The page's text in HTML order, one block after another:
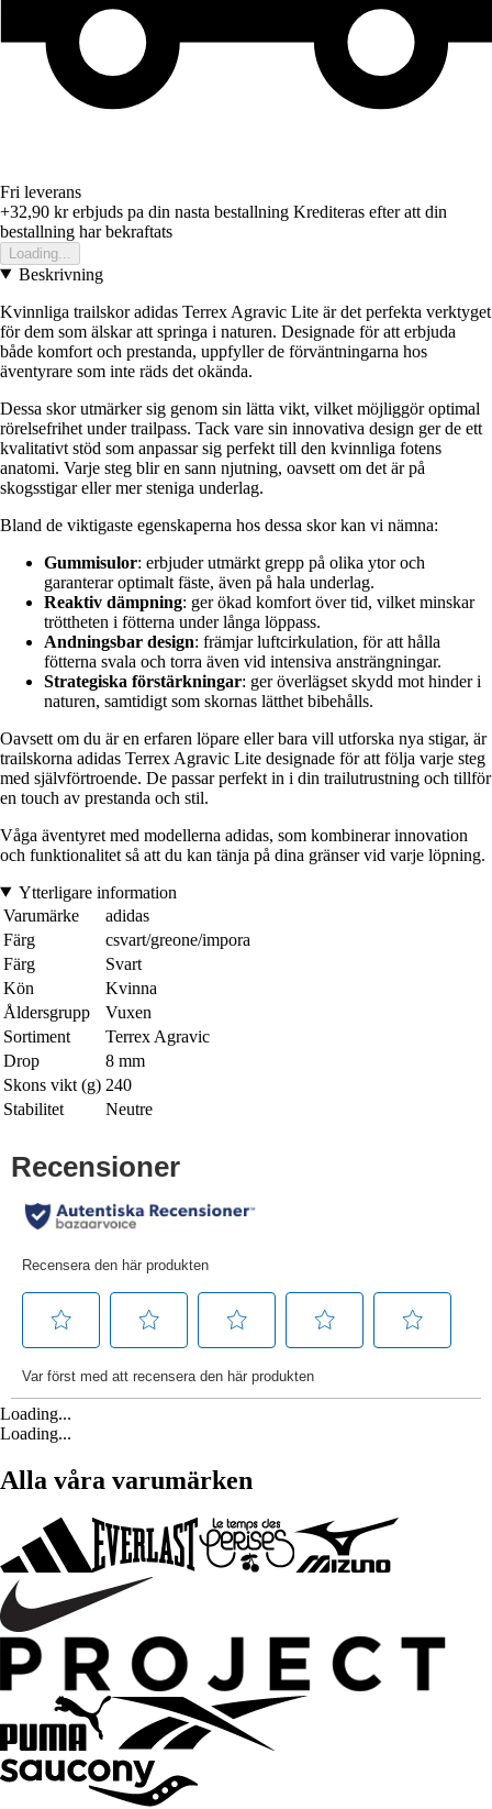
Fri leverans
+32,90 krerbjuds pa din nasta bestallning Krediteras efter att din
bestallning har bekraftats
Loading...
Beskrivning
Kvinnliga trailskor adidas Terrex Agravic Lite är det perfekta verktyget
för dem som älskar att springa i naturen. Designade för att erbjuda
både komfort och prestanda, uppfyller de förväntningarna hos
äventyrare som inte räds det okända.
Dessa skor utmärker sig genom sin lätta vikt, vilket möjliggör optimal
rörelsefrihet under trailpass. Tack vare sin innovativa design ger de ett
kvalitativt stöd som anpassar sig perfekt till den kvinnliga fotens
anatomi. Varje steg blir en sann njutning, oavsett om det är på
skogsstigar eller mer steniga underlag.
Bland de viktigaste egenskaperna hos dessa skor kan vi nämna:
Gummisulor: erbjuder utmärkt grepp på olika ytor och
garanterar optimalt fäste, även på hala underlag.
Reaktiv dämpning: ger ökad komfort över tid, vilket minskar
tröttheten i fötterna under långa löppass.
Andningsbar design: främjar luftcirkulation, för att hålla
fötterna svala och torra även vid intensiva ansträngningar.
Strategiska förstärkningar: ger överlägset skydd mot hinder i
naturen, samtidigt som skornas lätthet bibehålls.
Oavsett om du är en erfaren löpare eller bara vill utforska nya stigar, är
trailskorna adidas Terrex Agravic Lite designade för att följa varje steg
med självförtroende. De passar perfekt in i din trailutrustning och tillför
en touch av prestanda och stil.
Våga äventyret med modellerna adidas, som kombinerar innovation
och funktionalitet så att du kan tänja på dina gränser vid varje löpning.
Ytterligare information
Varumärke
adidas
Färg
csvart/greone/impora
Färg
Svart
Kön
Kvinna
Åldersgrupp
Vuxen
Sortiment
Terrex Agravic
Drop
8 mm
Skons vikt (g) 240
Stabilitet
Neutre
Loading...
Loading...
Alla våra varumärken